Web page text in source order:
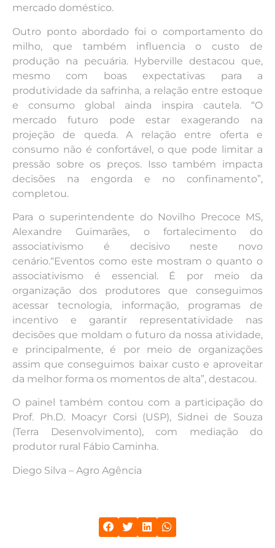
mercado doméstico.
Outro ponto abordado foi o comportamento do
milho, que também influencia o custo de
produção na pecuária. Hyberville destacou que,
mesmo com boas expectativas para a
produtividade da safrinha, a relação entre estoque
e consumo global ainda inspira cautela. “O
mercado futuro pode estar exagerando na
projeção de queda. A relação entre oferta e
consumo não é confortável, o que pode limitar a
pressão sobre os preços. Isso também impacta
decisões na engorda e no confinamento”,
completou.
Para o superintendente do Novilho Precoce MS,
Alexandre Guimarães, o fortalecimento do
associativismo é decisivo neste novo
cenário.“Eventos como este mostram o quanto o
associativismo é essencial. É por meio da
organização dos produtores que conseguimos
acessar tecnologia, informação, programas de
incentivo e garantir representatividade nas
decisões que moldam o futuro da nossa atividade,
e principalmente, é por meio de organizações
assim que conseguimos baixar custo e aproveitar
da melhor forma os momentos de alta”, destacou.
O painel também contou com a participação do
Prof. Ph.D. Moacyr Corsi (USP), Sidnei de Souza
(Terra Desenvolvimento), com mediação do
produtor rural Fábio Caminha.
Diego Silva – Agro Agência